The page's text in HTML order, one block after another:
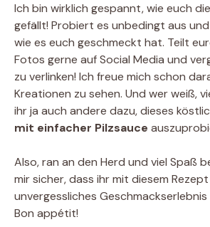
Ich bin wirklich gespannt, wie euch
gefällt! Probiert es unbedingt aus
wie es euch geschmeckt hat. Teilt
Fotos gerne auf Social Media und
zu verlinken! Ich freue mich schon
Kreationen zu sehen. Und wer weiß,
ihr ja auch andere dazu, dieses
mit einfacher Pilzsauce
Also, ran an den Herd und viel Spaß
mir sicher, dass ihr mit diesem
unvergessliches
Bon appétit!